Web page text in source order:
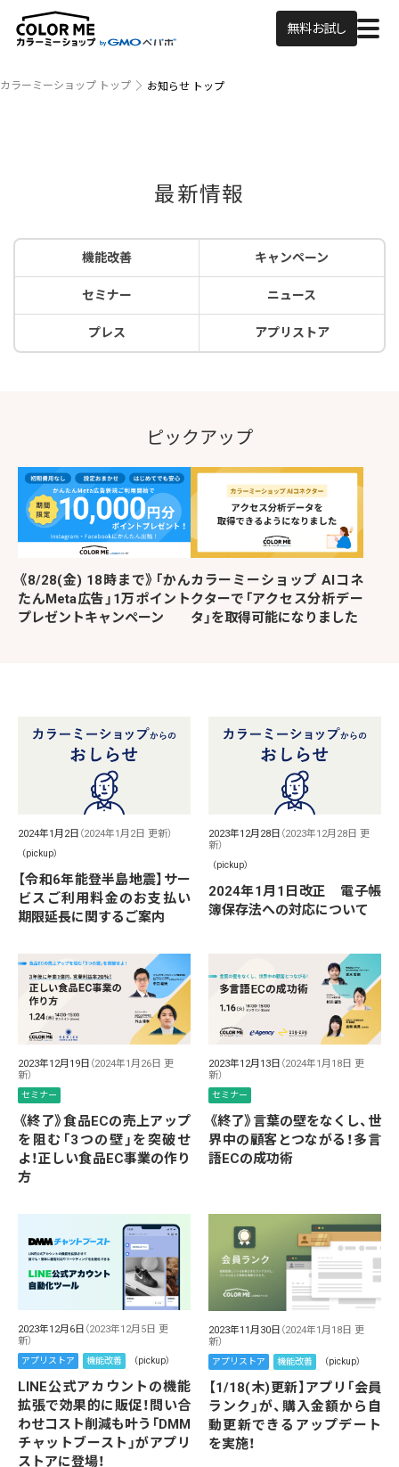
無料お試し
カラーミーショップ トップ お知らせ トップ
最新情報
機能改善 キャンペーン
セミナー ニュース
プレス アプリストア
ピックアップ
《8/28(金) 18時まで》「かん
たんMeta広告」1万ポイント
プレゼントキャンペーン
カラーミーショップ AIコネ
クターで「アクセス分析デー
タ」を取得可能になりました
2024年1月2日 （2024年1月2日 更新）
（pickup）
【令和6年能登半島地震】サー
ビスご利用料金のお支払い
期限延長に関するご案内
2023年12月28日 （2023年12月28日 更
新）
（pickup）
2024年1月1日改正 電子帳
簿保存法への対応について
2023年12月19日 （2024年1月26日 更
新）
セミナー
《終了》食品ECの売上アップ
を阻む「3つの壁」を突破せ
よ！正しい食品EC事業の作り
方
2023年12月13日 （2024年1月18日 更
新）
セミナー
《終了》言葉の壁をなくし、世
界中の顧客とつながる！多言
語ECの成功術
2023年12月6日 （2023年12月5日 更
新）
アプリストア 機能改善 （pickup）
LINE公式アカウントの機能
拡張で効果的に販促！問い合
わせコスト削減も叶う「DMM
チャットブースト」がアプリ
ストアに登場！
2023年11月30日 （2024年1月18日 更
新）
アプリストア 機能改善 （pickup）
【1/18(木)更新】アプリ「会員
ランク」が、購入金額から自
動更新できるアップデート
を実施！